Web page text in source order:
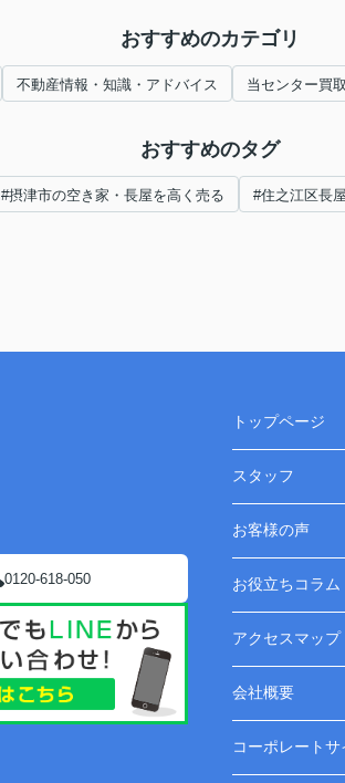
おすすめのカテゴリ
不動産情報・知識・アドバイス 当センター買
おすすめのタグ
#摂津市の空き家・長屋を高く売る #住之江区長
0120-618-050
トップページ
スタッフ
お客様の声
お役立ちコラム
アクセスマップ
会社概要
コーポレートサ